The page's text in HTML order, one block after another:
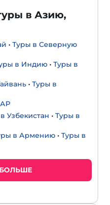
в Азию,
• Туры в Северную
в Индию • Туры в
• Туры в
Узбекистан • Туры в
в Армению • Туры в